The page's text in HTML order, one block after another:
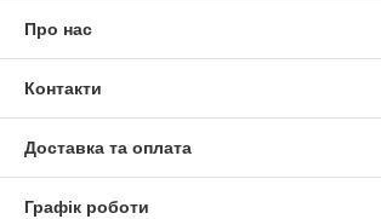
Про нас
Контакти
Доставка та оплата
Графік роботи